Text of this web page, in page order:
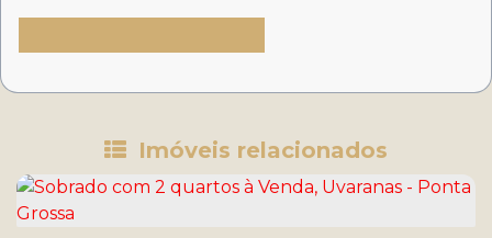
Imóveis relacionados